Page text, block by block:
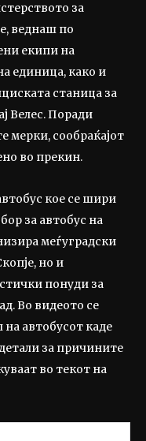
за
веднаш по
екипи на
единица, како и
станица за
Велес. Поради
мерки, сообраќајот
во прекин.
кое се шири
за автобус на
меѓуградски
но и
понуди за
Во видеото се
на автобусот каде
за причините
во текот на